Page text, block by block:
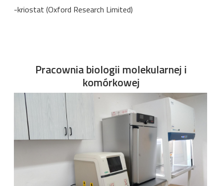
-kriostat (Oxford Research Limited)
Pracownia biologii molekularnej i
komórkowej